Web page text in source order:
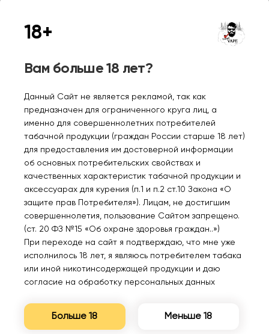
RELL ULTIMA +
никотина Черника с
личи 30мл.0мг.
ELFBAR 2000 LUX
280₽
18+
Вам больше 18 лет?
Данный Сайт не является рекламой, так как
предназначен для ограниченного круга лиц, а
именно для совершеннолетних потребителей
табачной продукции (граждан России старше 18 лет)
для предоставления им достоверной информации
об основных потребительских свойствах и
качественных характеристик табачной продукции и
аксессуарах для курения (п.1 и п.2 ст.10 Закона «О
защите прав Потребителя»). Лицам, не достигшим
совершеннолетия, пользование Сайтом запрещено.
(ст. 20 ФЗ №15 «Об охране здоровья граждан..»)
При переходе на сайт я подтверждаю, что мне уже
исполнилось 18 лет, я являюсь потребителем табака
или иной никотинсодержащей продукции и даю
согласие на обработку персональных данных
Больше 18 Меньше 18